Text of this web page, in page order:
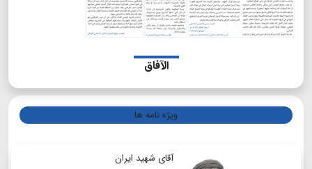
الآفاق
ویژه نامه ها
آقای شهید ایران